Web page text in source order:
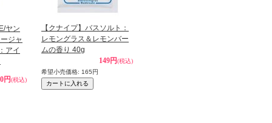
ヤン
ジャ
アイ
円(税込)
【クナイプ】バスソルト：
レモングラス＆レモンバー
ムの香り 40g
149円(税込)
希望小売価格: 165円